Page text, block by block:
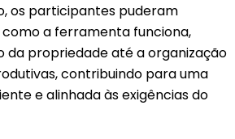
os participantes puderam
a ferramenta funciona,
da propriedade até a organização
contribuindo para uma
e alinhada às exigências do